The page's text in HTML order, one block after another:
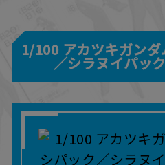
1/100 アカツキガン
／シラヌイパッ